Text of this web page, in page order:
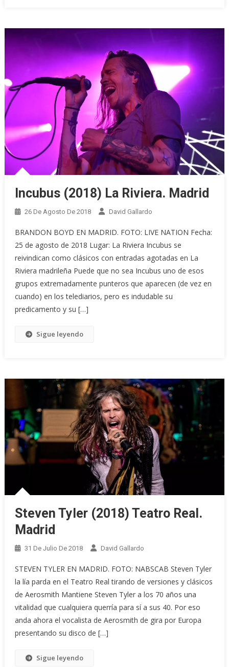
Incubus (2018) La Riviera. Madrid
26 De Agosto De 2018 David Gallardo
BRANDON BOYD EN MADRID. FOTO: LIVE NATION Fecha:
25 de agosto de 2018 Lugar: La Riviera Incubus se
reivindican como clásicos con entradas agotadas en La
Riviera madrileña Puede que no sea Incubus uno de esos
grupos extremadamente punteros que aparecen (de vez en
cuando) en los telediarios, pero es indudable su
predicamento y su […]
Sigue leyendo
Steven Tyler (2018) Teatro Real.
Madrid
31 De Julio De 2018 David Gallardo
STEVEN TYLER EN MADRID. FOTO: NABSCAB Steven Tyler
la lía parda en el Teatro Real tirando de versiones y clásicos
de Aerosmith Mantiene Steven Tyler a los 70 años una
vitalidad que cualquiera querría para sí a sus 40. Por eso
anda ahora el vocalista de Aerosmith de gira por Europa
presentando su disco de […]
Sigue leyendo